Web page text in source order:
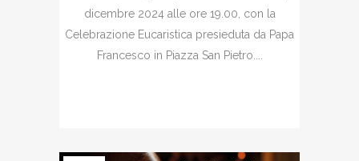
dicembre 2024 alle ore 19.00, con la
Celebrazione Eucaristica presieduta da Papa
Francesco in Piazza San Pietro....